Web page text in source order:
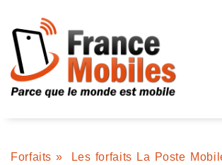
Forfaits » Les forfaits La Poste